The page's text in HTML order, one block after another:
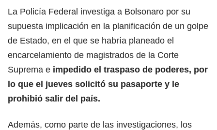
La Policía Federal investiga a Bolsonaro por su
supuesta implicación en la planificación de un golpe
de Estado, en el que se habría planeado el
encarcelamiento de magistrados de la Corte
Suprema e impedido el traspaso de poderes, por
lo que el jueves solicitó su pasaporte y le
prohibió salir del país.
Además, como parte de las investigaciones, los